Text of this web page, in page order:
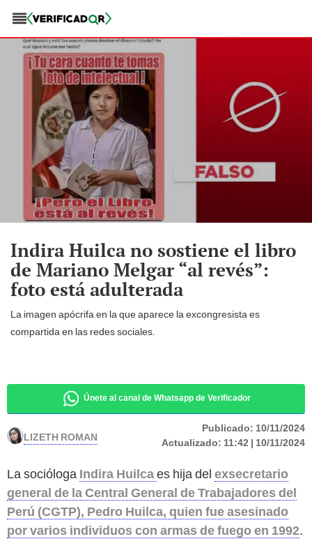
Indira Huilca no sostiene el libro
de Mariano Melgar “al revés”:
foto está adulterada
La imagen apócrifa en la que aparece la excongresista es
compartida en las redes sociales.
Únete al canal de Whatsapp de Verificador
LIZETH ROMAN Publicado: 10/11/2024
Actualizado: 11:42 | 10/11/2024
La socióloga Indira Huilcaes hija del exsecretario
general de la Central General de Trabajadores del
Perú (CGTP), Pedro Huilca, quien fue asesinado
por varios individuos con armas de fuego en 1992.